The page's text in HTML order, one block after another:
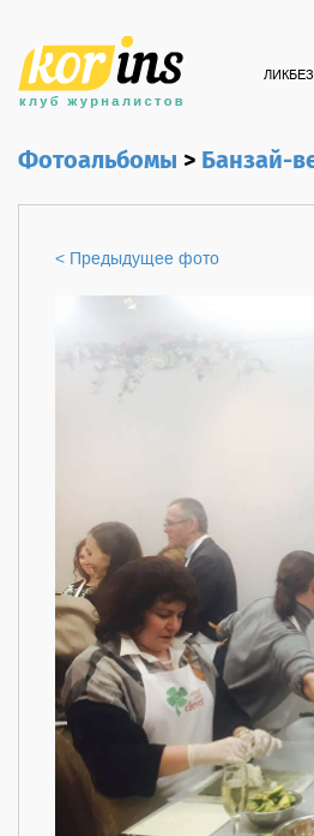
ЛИКБЕЗ
Фотоальбомы>Банзай-
< Предыдущее фото